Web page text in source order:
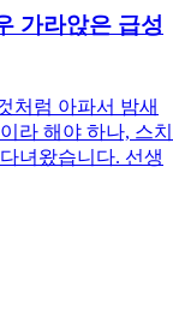
가라앉은 급성
처럼 아파서 밤새
라 해야 하나, 스치
녀왔습니다. 선생